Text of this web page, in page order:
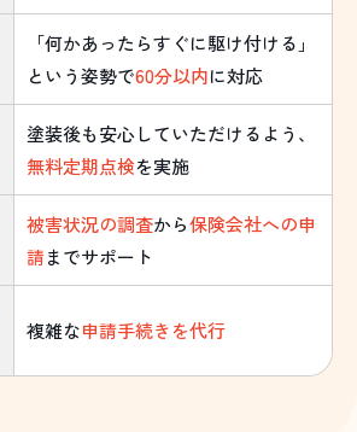
「何かあったらすぐに駆け付ける」
という姿勢で60分以内に対応
塗装後も安心していただけるよう、
無料定期点検を実施
被害状況の調査から保険会社への申
請までサポート
複雑な申請手続きを代行